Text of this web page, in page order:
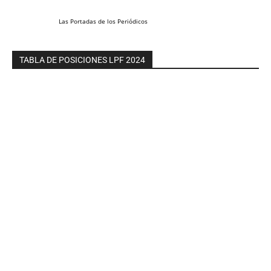
Las Portadas de los Periódicos
TABLA DE POSICIONES LPF 2024